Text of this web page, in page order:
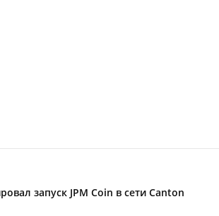
запуск JPM Coin в сети Canton